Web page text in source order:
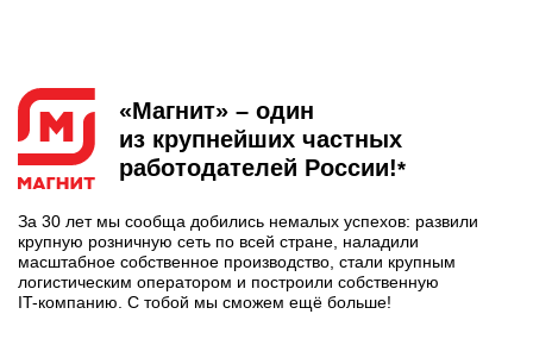
«Магнит» – один
из крупнейших частных
работодателей России!*
За 30 лет мы сообща добились немалых успехов: развили
крупную розничную сеть по всей стране, наладили
масштабное собственное производство, стали крупным
логистическим оператором и построили собственную
IT-компанию . С тобой мы сможем ещё больше!